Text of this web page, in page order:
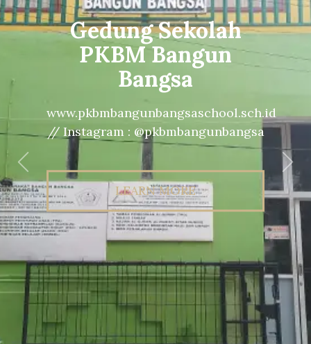
Gedung Sekolah
PKBM Bangun
Bangsa
www.pkbmbangunbangsaschool.sch.id
// Instagram : @pkbmbangunbangsa
LEARN MORE
Previous